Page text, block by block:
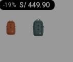
S/ 449.90
-19